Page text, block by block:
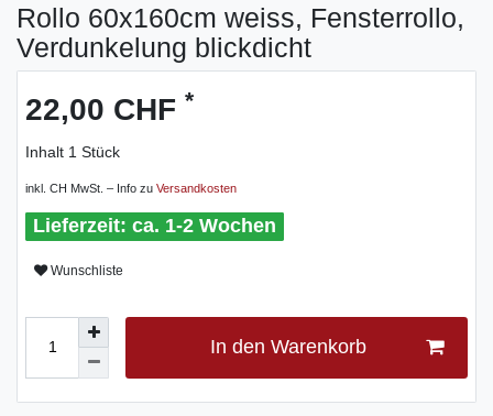
Rollo 60x160cm weiss, Fensterrollo,
Verdunkelung blickdicht
22,00 CHF *
Inhalt 1 Stück
inkl. CH MwSt. – Info zu Versandkosten
ca. 1-2 Wochen
Wunschliste
In den Warenkorb